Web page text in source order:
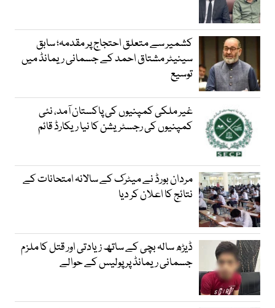
کشمیر سے متعلق احتجاج پر مقدمہ؛ سابق
سینیٹر مشتاق احمد کے جسمانی ریمانڈ میں
توسیع
غیر ملکی کمپنیوں کی پاکستان آمد، نئی
کمپنیوں کی رجسٹریشن کا نیا ریکارڈ قائم
مردان بورڈ نے میٹرک کے سالانہ امتحانات کے
نتائج کا اعلان کر دیا
ڈیڑھ سالہ بچی کے ساتھ زیادتی اور قتل کا ملزم
جسمانی ریمانڈ پر پولیس کے حوالے